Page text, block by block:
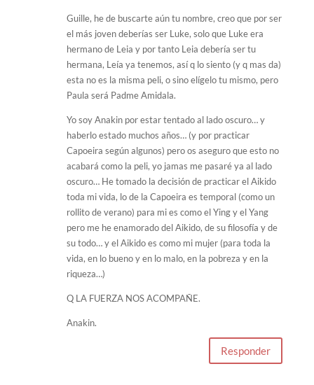
Guille, he de buscarte aún tu nombre, creo que por ser
el más joven deberías ser Luke, solo que Luke era
hermano de Leia y por tanto Leia debería ser tu
hermana, Leía ya tenemos, así q lo siento (y q mas da)
esta no es la misma peli, o sino elígelo tu mismo, pero
Paula será Padme Amidala.
Yo soy Anakin por estar tentado al lado oscuro… y
haberlo estado muchos años… (y por practicar
Capoeira según algunos) pero os aseguro que esto no
acabará como la peli, yo jamas me pasaré ya al lado
oscuro… He tomado la decisión de practicar el Aikido
toda mi vida, lo de la Capoeira es temporal (como un
rollito de verano) para mi es como el Ying y el Yang
pero me he enamorado del Aikido, de su filosofía y de
su todo… y el Aikido es como mi mujer (para toda la
vida, en lo bueno y en lo malo, en la pobreza y en la
riqueza…)
Q LA FUERZA NOS ACOMPAÑE.
Anakin.
Responder